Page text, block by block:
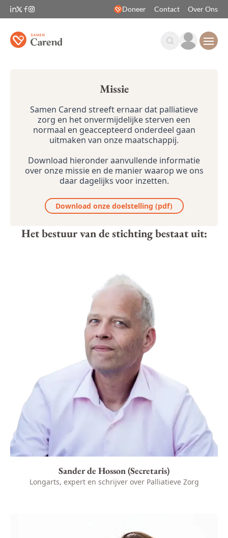
Doneer Contact Over Ons
Missie
Samen Carend streeft ernaar dat palliatieve
zorg en het onvermijdelijke sterven een
normaal en geaccepteerd onderdeel gaan
uitmaken van onze maatschappij.
Download hieronder aanvullende informatie
over onze missie en de manier waarop we ons
daar dagelijks voor inzetten.
Download onze doelstelling (pdf)
Het bestuur van de stichting bestaat uit:
Sander de Hosson (Secretaris)
Longarts, expert en schrijver over Palliatieve Zorg